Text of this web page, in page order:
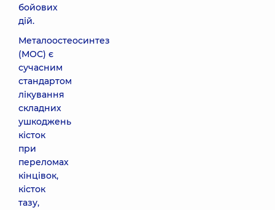
бойових
дій.
Металоостеосинтез
(МОС) є
сучасним
стандартом
лікування
складних
ушкоджень
кісток
при
переломах
кінцівок,
кісток
тазу,